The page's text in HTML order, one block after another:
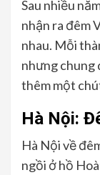
Sau nhiều
nhận ra đêm
nhau. Mỗi
nhưng chung
thêm một
Hà Nội:
Hà Nội về
ngồi ở hồ